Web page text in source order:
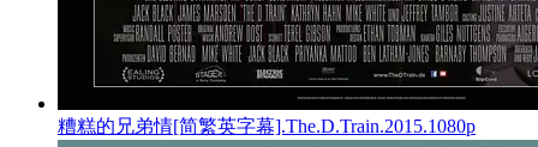
糟糕的兄弟情[简繁英字幕].The.D.Train.2015.1080p